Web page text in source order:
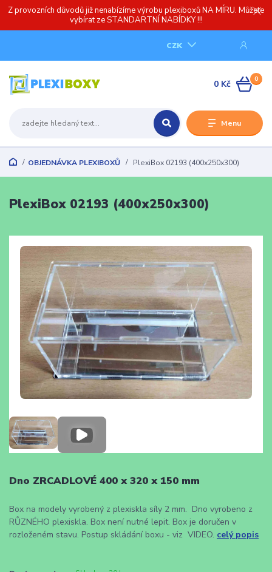
Z provozních důvodů již nenabízíme výrobu plexiboxů NA MÍRU. Můžete
vybírat ze STANDARTNÍ NABÍDKY !!!
Menu
CZK
0
0 Kč
OBJEDNÁVKA PLEXIBOXŮ PlexiBox 02193 (400x250x300)
PlexiBox 02193 (400x250x300)
Dno ZRCADLOVÉ 400 x 320 x 150 mm
Box na modely vyrobený z plexiskla síly 2 mm. Dno vyrobeno z
RŮZNÉHO plexiskla. Box není nutné lepit. Box je doručen v
rozloženém stavu. Postup skládání boxu - viz VIDEO. celý popis